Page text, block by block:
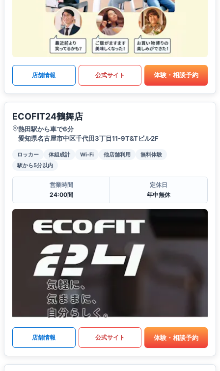
店舗情報 公式サイト 体験・相談予約
ECOFIT24鶴舞店
熱田駅から車で6分
愛知県名古屋市中区千代田3丁目11-9T&Tビル2F
ロッカー 体組成計 Wi-Fi 他店舗利用
無料体験
駅から5分以内
営業時間
24:00間
定休日
年中無休
店舗情報 公式サイト 体験・相談予約